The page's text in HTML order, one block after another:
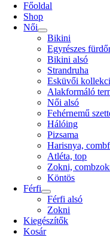
Főoldal
Shop
Női
Bikini
Egyrészes
Bikini alsó
Strandruha
Esküvői
Alakformáló
Női alsó
Fehérnemű
Hálóing
Pizsama
Harisnya,
Atléta, top
Zokni,
Köntös
Férfi
Férfi alsó
Zokni
Kiegészítők
Kosár